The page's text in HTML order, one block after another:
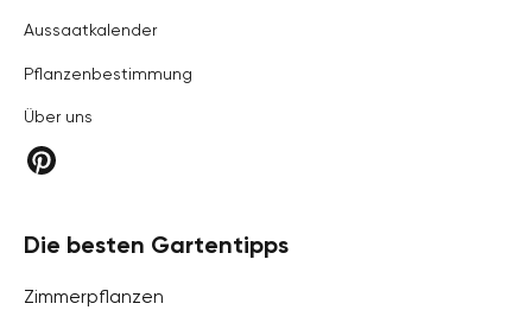
Aussaatkalender
Pflanzenbestimmung
Über uns
Die besten Gartentipps
Zimmerpflanzen